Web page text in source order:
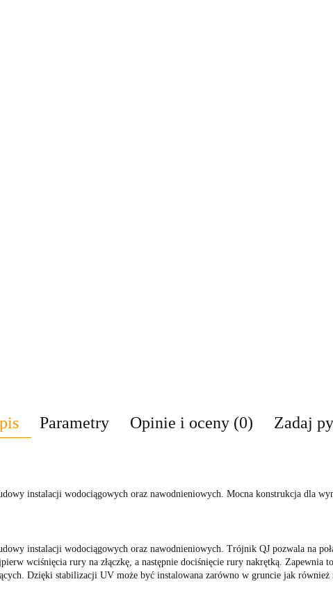
Parametry Opinie i oceny (0) Zadaj
instalacji wodociągowych oraz nawodnieniowych. Mocna konstrukcja dla
instalacji wodociągowych oraz nawodnieniowych. Trójnik QJ pozwala na
wciśnięcia rury na złączkę, a następnie dociśnięcie rury nakrętką. Zapewnia
Dzięki stabilizacji UV może być instalowana zarówno w gruncie jak również